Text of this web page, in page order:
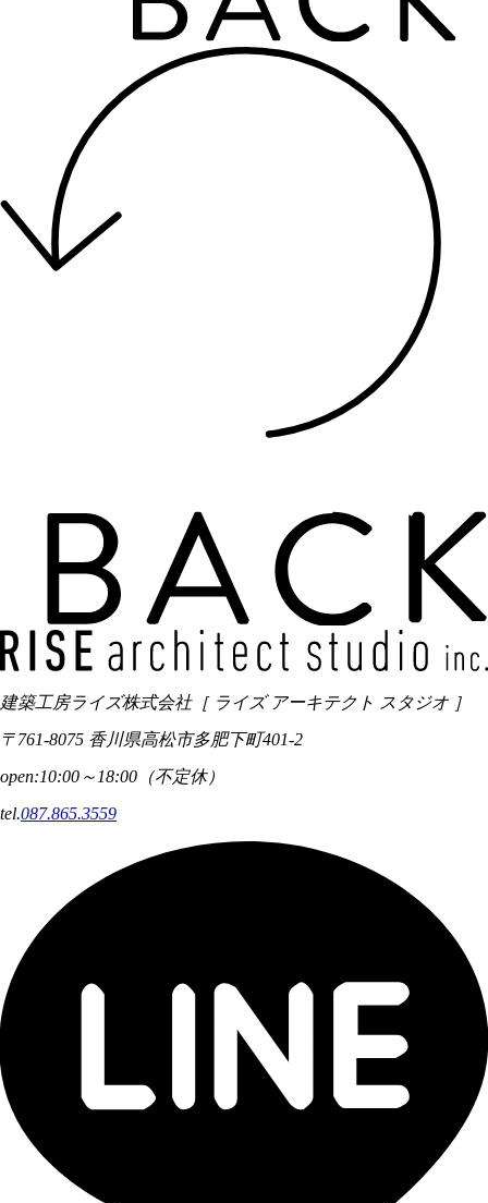
建築工房ライズ株式会社［ ライズ アーキテクト スタジオ ］
〒761-8075 香川県高松市多肥下町401-2
open:10:00～18:00（不定休）
tel.087.865.3559